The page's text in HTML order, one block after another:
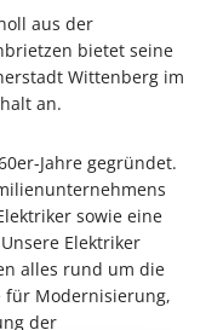
aus der
bietet seine
Wittenberg im
an.
Jahre gegründet.
sowie eine
Elektriker
alles rund um die
für Modernisierung,
der